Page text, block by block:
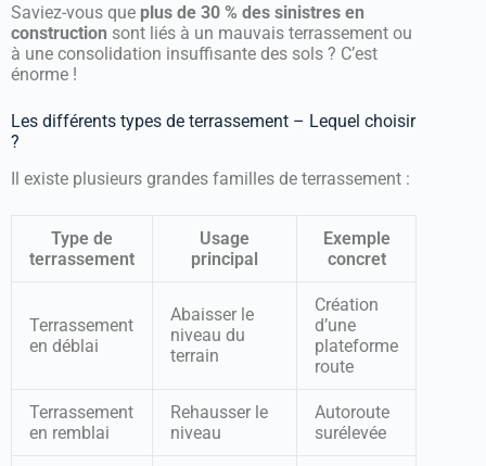
Saviez-vous que plus de 30 % des sinistres en
construction sont liés à un mauvais terrassement ou
à une consolidation insuffisante des sols ? C’est
énorme !
Les différents types de terrassement – Lequel choisir
?
Il existe plusieurs grandes familles de terrassement :
Type de
terrassement
Usage
principal
Exemple
concret
Terrassement
en déblai
Abaisser le
niveau du
terrain
Création
d’une
plateforme
route
Terrassement
en remblai
Rehausser le
niveau
Autoroute
surélevée